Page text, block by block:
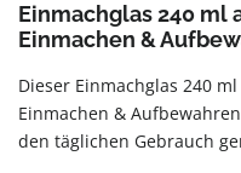
Einmachglas 240 ml
Einmachen &
Dieser Einmachglas 240
Einmachen &
den täglichen Gebrauch